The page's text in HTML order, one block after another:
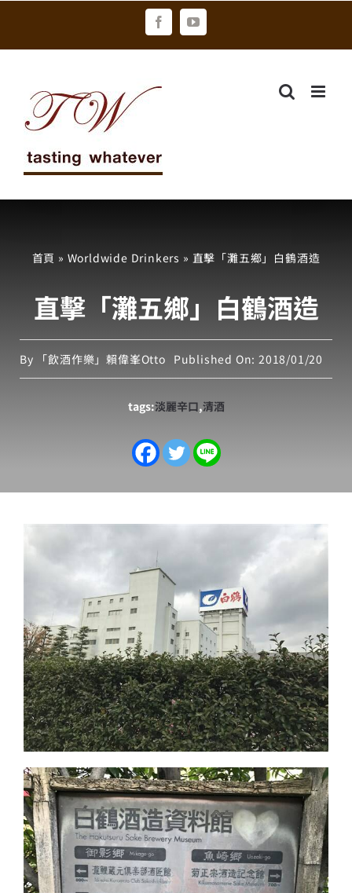
FacebookYouTube
首頁 » Worldwide Drinkers » 直擊「灘五鄉」白鶴酒造
直擊「灘五鄉」白鶴酒造
By 「飲酒作樂」賴偉峯Otto Published On: 2018/01/20
tags:淡麗辛口,清酒